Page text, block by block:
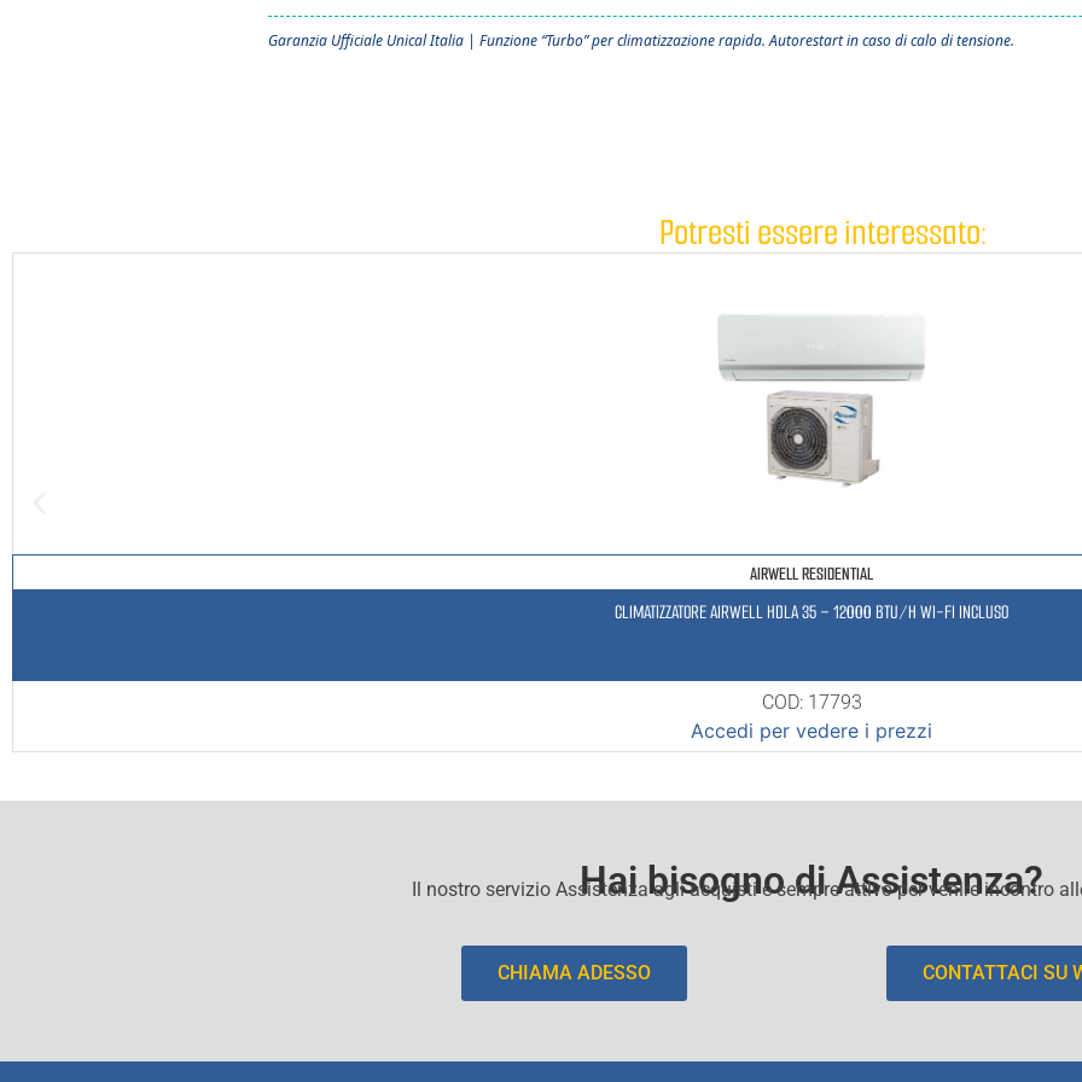
Garanzia Ufficiale Unical Italia | Funzione “Turbo” per climatizzazione rapida. Autorestart in caso di calo di tensione.
Potresti essere interessato:
AIRWELL RESIDENTIAL
CLIMATIZZATORE AIRWELL HDLA 35 – 12000 BTU/H WI-FI INCLUSO
COD: 17793
Accedi per vedere i prezzi
Hai bisogno di Assistenza?
Il nostro servizio Assistenza agli acquisti e sempre attivo per venire incontro
CHIAMA ADESSO CONTATTACI SU